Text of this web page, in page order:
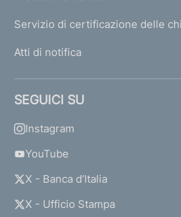
Servizio di certificazione delle
Atti di notifica
SEGUICI SU
Instagram
YouTube
X - Banca d’Italia
X - Ufficio Stampa